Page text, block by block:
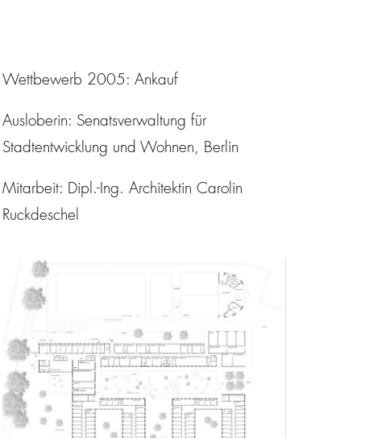
Wettbewerb 2005: Ankauf
Ausloberin: Senatsverwaltung für
Stadtentwicklung und Wohnen, Berlin
Mitarbeit: Dipl.-Ing. Architektin Carolin
Ruckdeschel